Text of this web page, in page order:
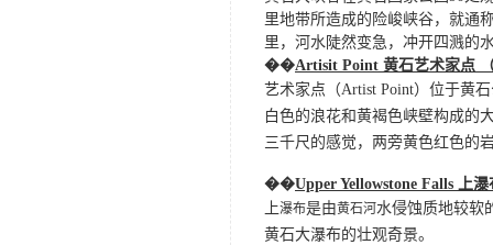
里地带所造成的险峻峡谷，就通
里，河水陡然变急，冲开四溅的
��Artisit Point 黄石艺术家点
艺术家点（Artist Point）位于黄
白色的浪花和黄褐色峡壁构成的
三千尺的感觉，两旁黄色红色的
��Upper Yellowstone Falls 上
上瀑布是由黄石河 水侵蚀质地较软
黄石大瀑布的壮观奇景。